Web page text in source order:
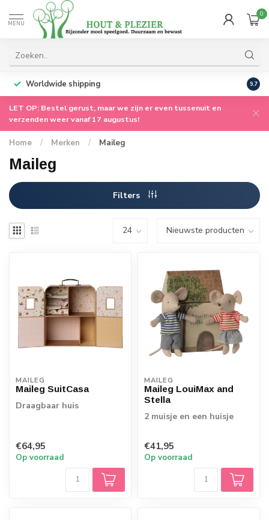
MENU
0
Worldwide shipping 9.7
LET OP: Bestel gerust, maar we zijn er even tussenuit en
verzenden weer vanaf 17 augustus!
Home / Merken / Maileg
Maileg
Filters
MAILEG
Maileg SuitCasa
Draagbaar huis
€64,95
Op voorraad
MAILEG
Maileg LouiMax and
Stella
2 muisje en een huisje
€41,95
Op voorraad